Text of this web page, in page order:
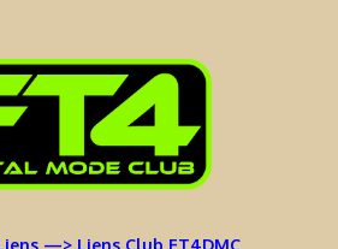
—> Liens Club FT4DMC